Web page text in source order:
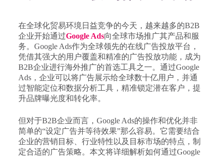
在全球化贸易环境日益竞争的今天，越来越多的B2B
企业开始通过Google Ads向全球市场推广其产品和服
务。Google Ads作为全球领先的在线广告投放平台，
凭借其强大的用户覆盖和精准的广告投放功能，成为
B2B企业进行海外推广的首选工具之一。通过Google
Ads，企业可以将广告展示给全球数十亿用户，并通
过智能定位和数据分析工具，精准锁定潜在客户，提
升品牌曝光度和转化率。
但对于B2B企业而言，Google Ads的操作和优化并非
简单的“设定广告并等待效果”那么容易。它需要结合
企业的营销目标、行业特性以及目标市场的特点，制
定合适的广告策略。本文将详细解析如何通过Google